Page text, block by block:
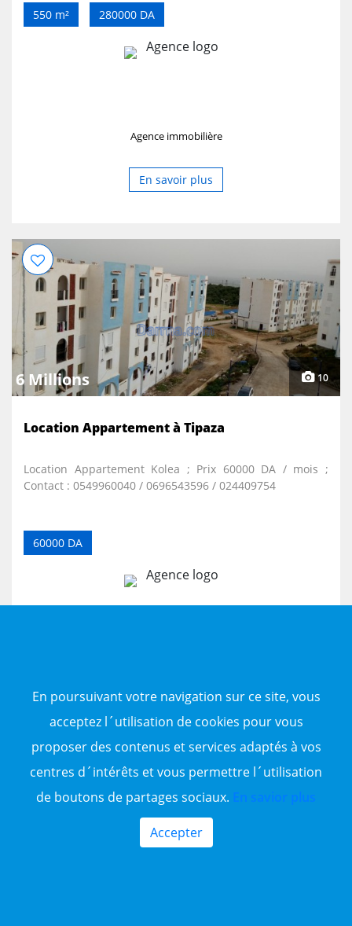
550 m² 280000 DA
Agence immobilière
En savoir plus
6 Millions 10
Location Appartement à Tipaza
Location Appartement Kolea ; Prix 60000 DA / mois ;
Contact : 0549960040 / 0696543596 / 024409754
60000 DA
En savoir plus
En poursuivant votre navigation sur ce site, vous
acceptez l´utilisation de cookies pour vous
proposer des contenus et services adaptés à vos
centres d´intérêts et vous permettre l´utilisation
de boutons de partages sociaux. En savior plus
Accepter